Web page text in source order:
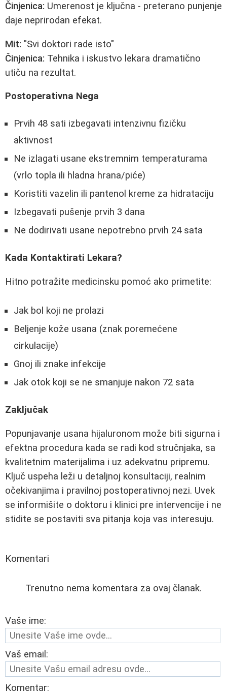
Činjenica: Umerenost je ključna - preterano punjenje
daje neprirodan efekat.
Mit: "Svi doktori rade isto"
Činjenica: Tehnika i iskustvo lekara dramatično
utiču na rezultat.
Postoperativna Nega
Prvih 48 sati izbegavati intenzivnu fizičku
aktivnost
Ne izlagati usane ekstremnim temperaturama
(vrlo topla ili hladna hrana/piće)
Koristiti vazelin ili pantenol kreme za hidrataciju
Izbegavati pušenje prvih 3 dana
Ne dodirivati usane nepotrebno prvih 24 sata
Kada Kontaktirati Lekara?
Hitno potražite medicinsku pomoć ako primetite:
Jak bol koji ne prolazi
Beljenje kože usana (znak poremećene
cirkulacije)
Gnoj ili znake infekcije
Jak otok koji se ne smanjuje nakon 72 sata
Zaključak
Popunjavanje usana hijaluronom može biti sigurna i
efektna procedura kada se radi kod stručnjaka, sa
kvalitetnim materijalima i uz adekvatnu pripremu.
Ključ uspeha leži u detaljnoj konsultaciji, realnim
očekivanjima i pravilnoj postoperativnoj nezi. Uvek
se informišite o doktoru i klinici pre intervencije i ne
stidite se postaviti sva pitanja koja vas interesuju.
Komentari
Trenutno nema komentara za ovaj članak.
Vaše ime:
Vaš email:
Komentar: